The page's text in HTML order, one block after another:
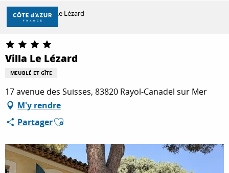
Aller
contenu
principal
DÉCOUVRIR
À FAIRE
SÉJOURNER
Accueil Villa Le Lézard
Villa Le Lézard
MEUBLÉ ET GÎTE
17 avenue des Suisses, 83820 Rayol-Canadel sur Mer
M'y rendre
PartagerAjouter aux favoris